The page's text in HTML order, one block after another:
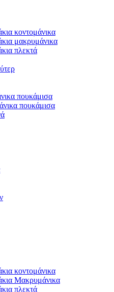
κοντομάνικα
μακρυμάνικα
πλεκτά
πουκάμισα
πουκάμισα
κοντομάνικα
Μακρυμάνικα
πλεκτά